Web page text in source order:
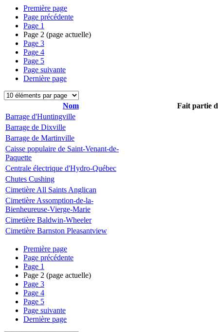
Première page
Page précédente
Page 1
Page 2 (page actuelle)
Page 3
Page 4
Page 5
Page suivante
Dernière page
Nom
Fait partie
Barrage d'Huntingville
Barrage de Dixville
Barrage de Martinville
Caisse populaire de Saint-Venant-de-
Paquette
Centrale électrique d'Hydro-Québec
Chutes Cushing
Cimetière All Saints Anglican
Cimetière Assomption-de-la-
Bienheureuse-Vierge-Marie
Cimetière Baldwin-Wheeler
Cimetière Barnston Pleasantview
Première page
Page précédente
Page 1
Page 2 (page actuelle)
Page 3
Page 4
Page 5
Page suivante
Dernière page